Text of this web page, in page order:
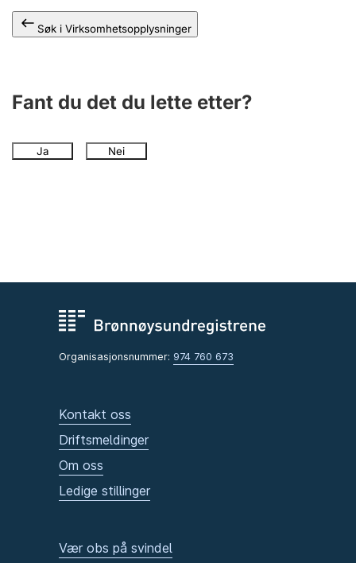
Søk i Virksomhetsopplysninger
Fant du det du lette etter?
Ja Nei
Organisasjonsnummer: 974 760 673
Kontakt oss
Driftsmeldinger
Om oss
Ledige stillinger
Vær obs på svindel